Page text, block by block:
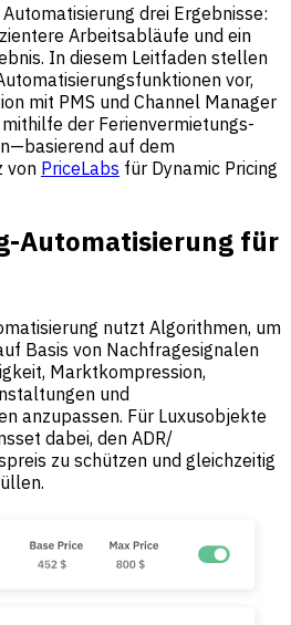
drei Ergebnisse:
Arbeitsabläufe und ein
In diesem Leitfaden stellen
vor,
mit PMS und Channel Manager
mithilfe der Ferienvermietungs-
auf dem
von PriceLabs für Dynamic Pricing
Automatisierung für
nutzt Algorithmen, um
Basis von Nachfragesignalen
Marktkompression,
und
anzupassen. Für Luxusobjekte
dabei, den ADR/
zu schützen und gleichzeitig